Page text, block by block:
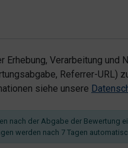
Erhebung, Verarbeitung und
Referrer-URL)
siehe unsere
nach der Abgabe der Bewertung
werden nach 7 Tagen